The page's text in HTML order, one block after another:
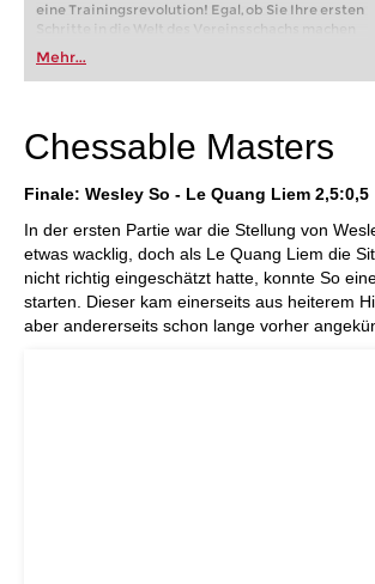
eine Trainingsrevolution! Egal, ob Sie Ihre ersten
Schritte in die Welt des Vereinsschachs machen
oder bereits auf Turnierniveau spielen: Mit
FRITZ trainieren Sie effizienter, intelligenter und
individueller als je zuvor.
Mehr...
Chessable Masters
Finale: Wesley So - Le Quang Liem 2,5:0,5
In der ersten Partie war die Stellung von
etwas wacklig, doch als Le Quang Liem die
nicht richtig eingeschätzt hatte, konnte So
starten. Dieser kam einerseits aus heiterem
aber andererseits schon lange vorher